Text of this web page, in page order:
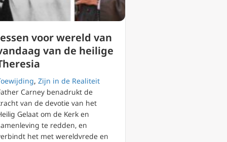
voor wereld van
van de heilige
,Zijn in de Realiteit
Carney benadrukt de
van de devotie van het
Gelaat om de Kerk en
te redden, en
het met wereldvrede en